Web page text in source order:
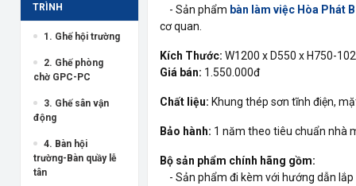
TRÌNH
1. Ghế hội trường
2. Ghế phòng
chờ GPC-PC
3. Ghế sân vận
động
4. Bàn hội
trường-Bàn quầy lễ
tân
- Sản phẩm bàn làm việc Hòa Phát
cơ quan.
Kích Thước: W1200 x D550 x H750-
Giá bán: 1.550.000đ
Chất liệu: Khung thép sơn tĩnh điện,
Bảo hành: 1 năm theo tiêu chuẩn nhà
Bộ sản phẩm chính hãng gồm:
- Sản phẩm đi kèm với hướng dẫn lắp